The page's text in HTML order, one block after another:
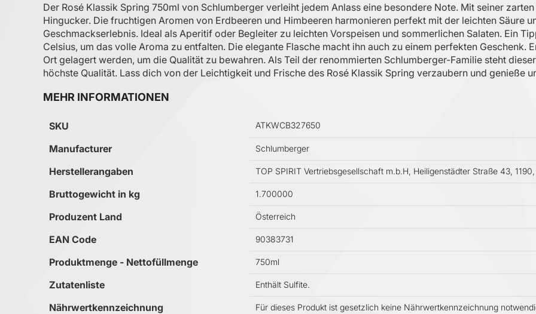
Der Rosé Klassik Spring 750ml von Schlumberger verleiht jedem Anlass eine besondere Note. Mit seiner
Hingucker. Die fruchtigen Aromen von Erdbeeren und Himbeeren harmonieren perfekt mit der leichten Säure
Geschmackserlebnis. Ideal als Aperitif oder Begleiter zu leichten Vorspeisen und sommerlichen Salaten. Ein
Celsius, um das volle Aroma zu entfalten. Die elegante Flasche macht ihn auch zu einem perfekten Geschenk.
Ort gelagert werden, um die Qualität zu bewahren. Als Teil der renommierten Schlumberger-Familie steht
höchste Qualität. Lass dich von der Leichtigkeit und Frische des Rosé Klassik Spring verzaubern und genieße
MEHR INFORMATIONEN
Mehr Informationen
SKU ATKWCB327650
Manufacturer Schlumberger
Herstellerangaben TOP SPIRIT Vertriebsgesellschaft m.b.H, Heiligenstädter Straße 43,
Bruttogewicht in kg 1.700000
Produzent Land Österreich
EAN Code 90383731
Produktmenge - Nettofüllmenge 750ml
Zutatenliste Enthält Sulfite.
Nährwertkennzeichnung Für dieses Produkt ist gesetzlich keine Nährwertkennzeichnung